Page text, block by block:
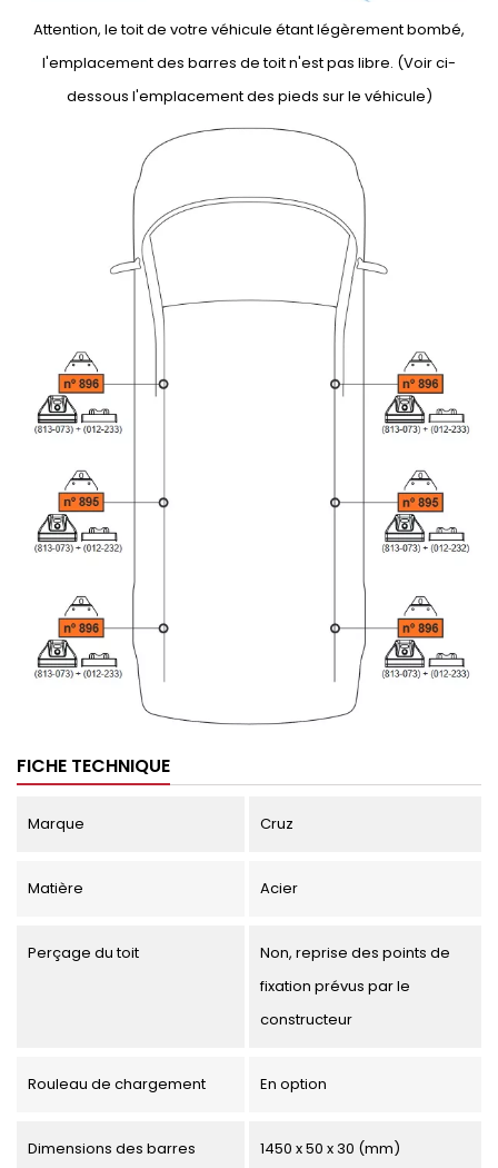
Attention, le toit de votre véhicule étant légèrement bombé,
l'emplacement des barres de toit n'est pas libre. (Voir ci-
dessous l'emplacement des pieds sur le véhicule)
FICHE TECHNIQUE
Marque Cruz
Matière Acier
Perçage du toit
Non, reprise des points de
fixation prévus par le
constructeur
Rouleau de chargement En option
Dimensions des barres 1450 x 50 x 30 (mm)